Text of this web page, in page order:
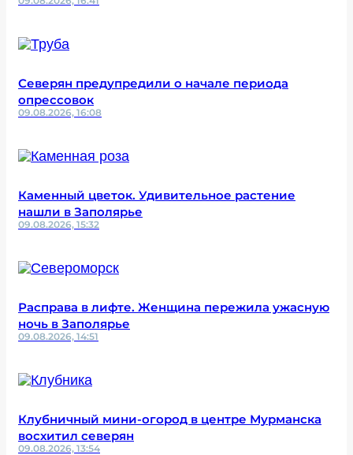
Северян предупредили о начале периода
опрессовок
09.08.2026, 16:08
Каменный цветок. Удивительное растение
нашли в Заполярье
09.08.2026, 15:32
Расправа в лифте. Женщина пережила ужасную
ночь в Заполярье
09.08.2026, 14:51
Клубничный мини-огород в центре Мурманска
восхитил северян
09.08.2026, 13:54